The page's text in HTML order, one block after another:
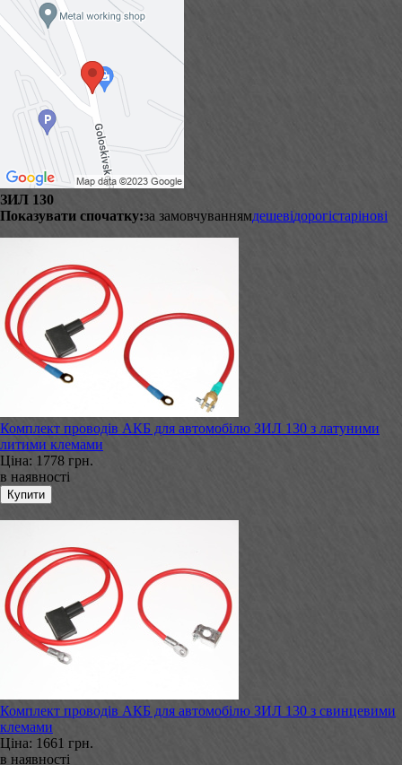
ЗИЛ 130
Показувати спочатку:за замовчуваннямдешевідорогістарінові
Комплект проводів АКБ для автомобілю ЗИЛ 130 з латуними
литими клемами
Ціна: 1778 грн.
в наявності
Комплект проводів АКБ для автомобілю ЗИЛ 130 з свинцевими
клемами
Ціна: 1661 грн.
в наявності